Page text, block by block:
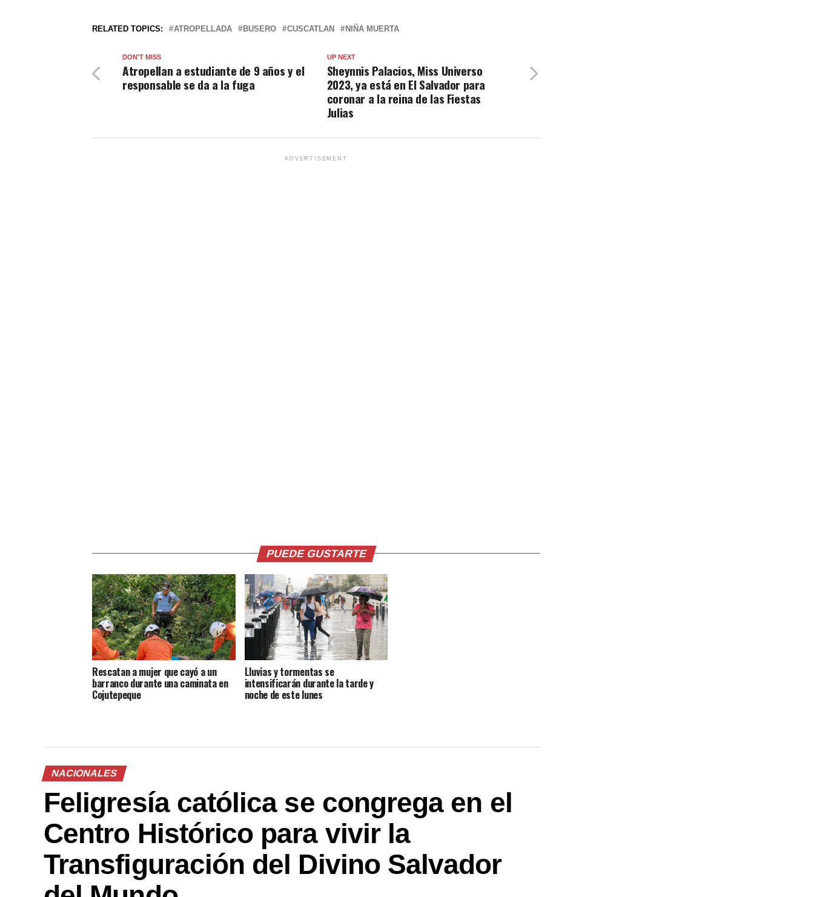
RELATED TOPICS: ATROPELLADA BUSERO CUSCATLAN NIÑA MUERTA
UP NEXT
Sheynnis Palacios, Miss Universo
2023, ya está en El Salvador para
coronar a la reina de las Fiestas
Julias
DON'T MISS
Atropellan a estudiante de 9 años y el
responsable se da a la fuga
ADVERTISEMENT
PUEDE GUSTARTE
Rescatan a mujer que cayó a un
barranco durante una caminata en
Cojutepeque
Lluvias y tormentas se
intensificarán durante la tarde y
noche de este lunes
NACIONALES
Feligresía católica se congrega en el
Centro Histórico para vivir la
Transfiguración del Divino Salvador